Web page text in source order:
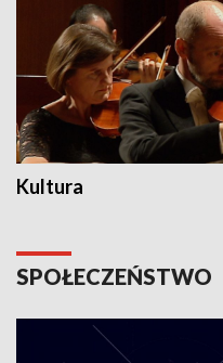
Kultura
SPOŁECZEŃSTWO